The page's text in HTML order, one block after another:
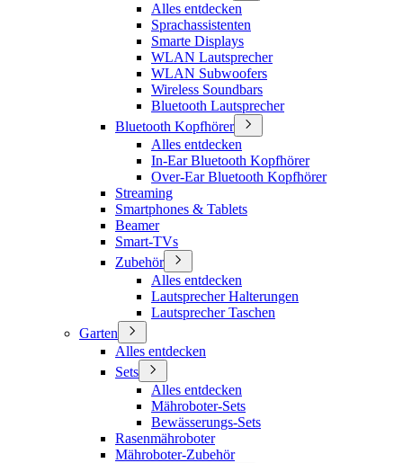
Alles entdecken
Sprachassistenten
Smarte Displays
WLAN Lautsprecher
WLAN Subwoofers
Wireless Soundbars
Bluetooth Lautsprecher
Bluetooth Kopfhörer
Alles entdecken
In-Ear Bluetooth Kopfhörer
Over-Ear Bluetooth Kopfhörer
Streaming
Smartphones & Tablets
Beamer
Smart-TVs
Zubehör
Alles entdecken
Lautsprecher Halterungen
Lautsprecher Taschen
Garten
Alles entdecken
Sets
Alles entdecken
Mähroboter-Sets
Bewässerungs-Sets
Rasenmähroboter
Mähroboter-Zubehör